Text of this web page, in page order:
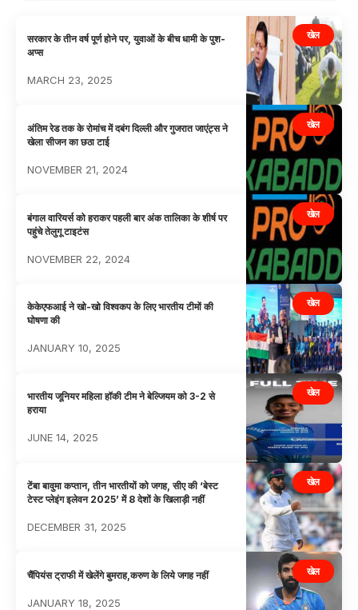
खेल
सरकार के तीन वर्ष पूर्ण होने पर, युवाओं के बीच धामी के पुश-
अप्स
MARCH 23, 2025
खेल
अंतिम रेड तक के रोमांच में दबंग दिल्ली और गुजरात जाएंट्स ने
खेला सीजन का छठा टाई
NOVEMBER 21, 2024
खेल
बंगाल वारियर्स को हराकर पहली बार अंक तालिका के शीर्ष पर
पहुंचे तेलुगू टाइटंस
NOVEMBER 22, 2024
खेल
केकेएफआई ने खो-खो विश्वकप के लिए भारतीय टीमों की
घोषणा की
JANUARY 10, 2025
खेल
भारतीय जूनियर महिला हॉकी टीम ने बेल्जियम को 3-2 से
हराया
JUNE 14, 2025
खेल
टेंबा बावुमा कप्तान, तीन भारतीयों को जगह, सीए की ‘बेस्ट
टेस्ट प्लेइंग इलेवन 2025’ में 8 देशों के खिलाड़ी नहीं
DECEMBER 31, 2025
खेल
चैंपियंस ट्राफी में खेलेंगे बुमराह,करुण के लिये जगह नहीं
JANUARY 18, 2025